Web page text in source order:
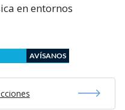
en entornos
AVÍSANOS